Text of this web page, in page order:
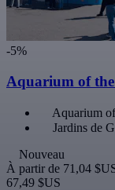
-5%
Aquarium of
Aquarium
Jardins de
Nouveau
À partir de 71,04
67,49 $US